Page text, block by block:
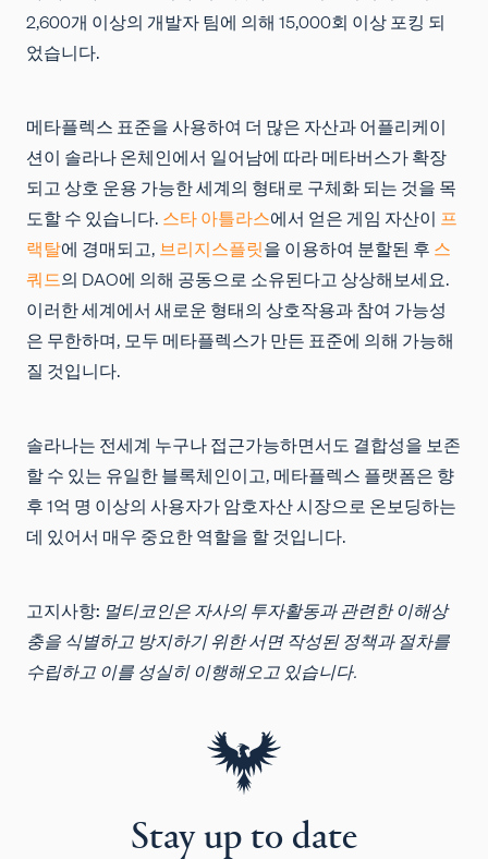
2,600개 이상의 개발자 팀에 의해 15,000회 이상 포킹 되
었습니다.
메타플렉스 표준을 사용하여 더 많은 자산과 어플리케이
션이 솔라나 온체인에서 일어남에 따라 메타버스가 확장
되고 상호 운용 가능한 세계의 형태로 구체화 되는 것을 목
도할 수 있습니다.스타 아틀라스에서 얻은 게임 자산이 프
랙탈에 경매되고,브리지스플릿을 이용하여 분할된 후스
쿼드의 DAO에 의해 공동으로 소유된다고 상상해보세요.
이러한 세계에서 새로운 형태의 상호작용과 참여 가능성
은 무한하며, 모두 메타플렉스가 만든 표준에 의해 가능해
질 것입니다.
솔라나는 전세계 누구나 접근가능하면서도 결합성을 보존
할 수 있는 유일한 블록체인이고, 메타플렉스 플랫폼은 향
후 1억 명 이상의 사용자가 암호자산 시장으로 온보딩하는
데 있어서 매우 중요한 역할을 할 것입니다.
고지사항: 멀티코인은 자사의 투자활동과 관련한 이해상
충을 식별하고 방지하기 위한 서면 작성된 정책과 절차를
수립하고 이를 성실히 이행해오고 있습니다.
Stay up to date